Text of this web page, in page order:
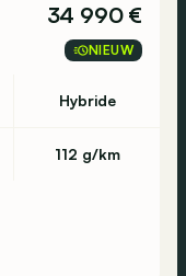
34 990 €
NIEUW
Hybride
112 g/km